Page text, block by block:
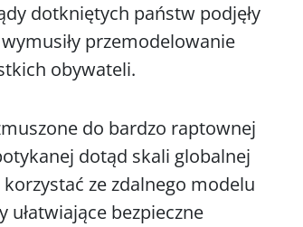
dotkniętych państw podjęły
przemodelowanie
obywateli.
do bardzo raptownej
dotąd skali globalnej
ze zdalnego modelu
ułatwiające bezpieczne